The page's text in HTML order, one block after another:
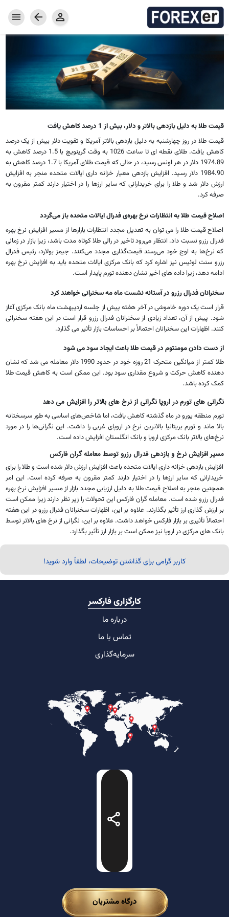
قیمت طلا به دلیل بازدهی بالاتر و دلار، بیش از 1 درصد کاهش یافت
قیمت طلا در روز چهارشنبه به دلیل بازدهی بالاتر آمریکا و تقویت دلار بیش از یک درصد
کاهش یافت. طلای نقطه ای تا ساعت 1026 به وقت گرینویچ با 1.5 درصد کاهش به
1974.89 دلار در هر اونس رسید، در حالی که قیمت طلای آمریکا با 1.7 درصد کاهش به
1984.90 دلار رسید. افزایش بازدهی معیار خزانه داری ایالات متحده منجر به افزایش
ارزش دلار شد و طلا را برای خریدارانی که سایر ارزها را در اختیار دارند کمتر مقرون به
صرفه کرد.
اصلاح قیمت طلا به انتظارات نرخ بهره‌ی فدرال ایالات متحده باز می‌گردد
اصلاح قیمت طلا را می توان به تعدیل مجدد انتظارات بازارها از مسیر افزایش نرخ بهره
فدرال رزرو نسبت داد. انتظار می‌رود تاخیر در رالی طلا کوتاه مدت باشد، زیرا بازار در زمانی
که نرخ‌ها به اوج خود می‌رسند قیمت‌گذاری مجدد می‌کنند. جیمز بولارد، رئیس فدرال
رزرو سنت لوئیس نیز اشاره کرد که بانک مرکزی ایالات متحده باید به افزایش نرخ بهره
ادامه دهد، زیرا داده های اخیر نشان دهنده تورم پایدار است.
سخنرانان فدرال رزرو در آستانه نشست ماه مه سخنرانی خواهند کرد
قرار است یک دوره خاموشی در آخر هفته پیش از جلسه اردیبهشت ماه بانک مرکزی آغاز
شود. پیش از آن، تعداد زیادی از سخنرانان فدرال رزرو قرار است در این هفته سخنرانی
کنند. اظهارات این سخنرانان احتمالاً بر احساسات بازار تأثیر می گذارد.
از دست دادن مومنتوم در قیمت طلا باعث ایجاد سود می شود
طلا کمتر از میانگین متحرک 21 روزه خود در حدود 1990 دلار معامله می شد که نشان
دهنده کاهش حرکت و شروع مقداری سود بود. این ممکن است به کاهش قیمت طلا
کمک کرده باشد.
نگرانی های تورم در اروپا نگرانی از نرخ های بالاتر را افزایش می دهد
تورم منطقه یورو در ماه گذشته کاهش یافت، اما شاخص‌های اساسی به طور سرسختانه
بالا ماند و تورم بریتانیا بالاترین نرخ در اروپای غربی را داشت. این نگرانی‌ها را در مورد
نرخ‌های بالاتر بانک مرکزی اروپا و بانک انگلستان افزایش داده است.
مسیر افزایش نرخ و بازدهی فدرال رزرو توسط معامله گران فارکس
افزایش بازدهی خزانه داری ایالات متحده باعث افزایش ارزش دلار شده است و طلا را برای
خریدارانی که سایر ارزها را در اختیار دارند کمتر مقرون به صرفه کرده است. این امر
همچنین منجر به اصلاح قیمت طلا به دلیل ارزیابی مجدد بازار از مسیر افزایش نرخ بهره
فدرال رزرو شده است. معامله گران فارکس این تحولات را زیر نظر دارند زیرا ممکن است
بر ارزش گذاری ارز تأثیر بگذارند. علاوه بر این، اظهارات سخنرانان فدرال رزرو در این هفته
احتمالاً تأثیری بر بازار فارکس خواهد داشت. علاوه بر این، نگرانی از نرخ های بالاتر توسط
بانک های مرکزی در اروپا نیز ممکن است بر بازار ارز تأثیر بگذارد.
کاربر گرامی برای گذاشتن توضیحات، لطفاً وارد شوید!
کارگزاری فارکسر
درباره ما
تماس با ما
سرمایه‌گذاری
درگاه مشتریان
بازار فارکس
محصولات فارکسر
جفت ارزها
کامودیتی
خدمات فارکس
حساب معاملاتی
حساب تمرینی دمو
معرف فارکسر
هزینه معامله
واریز و برداشت
سرمایه گذاری
نرم افزار معاملاتی
اخبار و مقاله ها
مفاهیم پایه فارکس
مقالات
تقویم اقتصادی
درباره کارگزاری فارکسر